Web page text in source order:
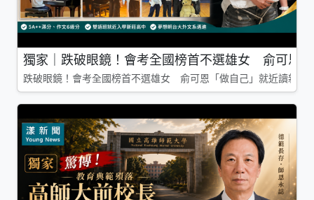
獨家｜跌破眼鏡！會考全國榜首不選雄女 俞可恩
跌破眼鏡！會考全國榜首不選雄女 俞可恩「做自己」就近讀新莊